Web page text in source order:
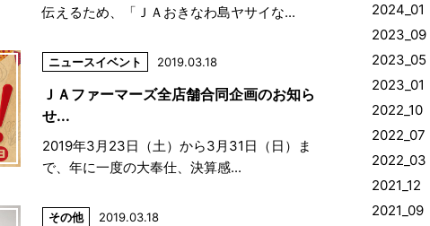
伝えるため、「ＪＡおきなわ島ヤサイな...
ニュースイベント 2019.03.18
ＪＡファーマーズ全店舗合同企画のお知ら
せ...
2019年3月23日（土）から3月31日（日）ま
で、年に一度の大奉仕、決算感...
その他 2019.03.18
2024_01
2023_09
2023_05
2023_01
2022_10
2022_07
2022_03
2021_12
2021_09